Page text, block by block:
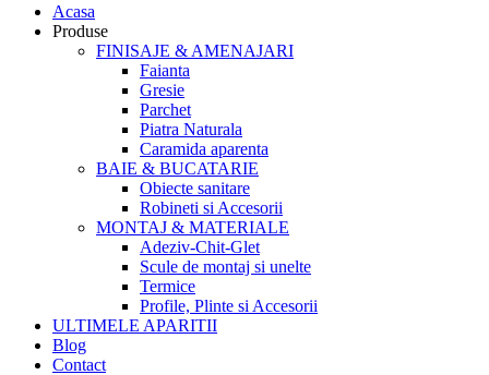
Acasa
Produse
FINISAJE & AMENAJARI
Faianta
Gresie
Parchet
Piatra Naturala
Caramida aparenta
BAIE & BUCATARIE
Obiecte sanitare
Robineti si Accesorii
MONTAJ & MATERIALE
Adeziv-Chit-Glet
Scule de montaj si unelte
Termice
Profile, Plinte si Accesorii
ULTIMELE APARITII
Blog
Contact